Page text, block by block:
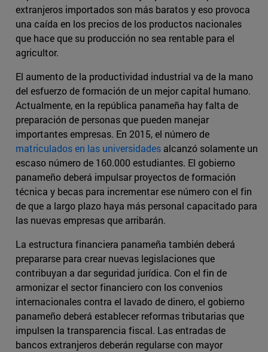
extranjeros importados son más baratos y eso provoca
una caída en los precios de los productos nacionales
que hace que su producción no sea rentable para el
agricultor.
El aumento de la productividad industrial va de la mano
del esfuerzo de formación de un mejor capital humano.
Actualmente, en la república panameña hay falta de
preparación de personas que pueden manejar
importantes empresas. En 2015, el número de
matriculados en las universidades alcanzó solamente un
escaso número de 160.000 estudiantes. El gobierno
panameño deberá impulsar proyectos de formación
técnica y becas para incrementar ese número con el fin
de que a largo plazo haya más personal capacitado para
las nuevas empresas que arribarán.
La estructura financiera panameña también deberá
prepararse para crear nuevas legislaciones que
contribuyan a dar seguridad jurídica. Con el fin de
armonizar el sector financiero con los convenios
internacionales contra el lavado de dinero, el gobierno
panameño deberá establecer reformas tributarias que
impulsen la transparencia fiscal. Las entradas de
bancos extranjeros deberán regularse con mayor